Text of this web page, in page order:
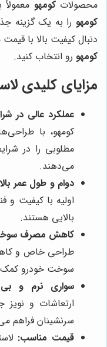
محصولاتکومهو
کومهو را به یک گزینه
دنبال کیفیت بالا با
کومهو رو انتخاب کنید.
مزایای کلیدی
عملکرد عالی در
کومهو، با
مطلوبی را در
می‌دهند.
دوام و طول عمر
اولیه با کیفیت و
بالایی هستند.
کاهش مصرف
طراحی خاص و
سوخت خودرو کمک
سواری نرم و
ارتعاشات و نویز
سرنشینان فراهم
قیمت مناسب: